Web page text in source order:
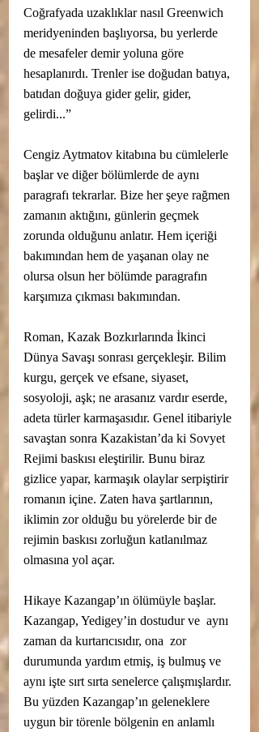
Coğrafyada uzaklıklar nasıl Greenwich
meridyeninden başlıyorsa, bu yerlerde
de mesafeler demir yoluna göre
hesaplanırdı. Trenler ise doğudan batıya,
batıdan doğuya gider gelir, gider,
gelirdi...”
Cengiz Aytmatov kitabına bu cümlelerle
başlar ve diğer bölümlerde de aynı
paragrafı tekrarlar. Bize her şeye rağmen
zamanın aktığını, günlerin geçmek
zorunda olduğunu anlatır. Hem içeriği
bakımından hem de yaşanan olay ne
olursa olsun her bölümde paragrafın
karşımıza çıkması bakımından.
Roman, Kazak Bozkırlarında İkinci
Dünya Savaşı sonrası gerçekleşir. Bilim
kurgu, gerçek ve efsane, siyaset,
sosyoloji, aşk; ne arasanız vardır eserde,
adeta türler karmaşasıdır. Genel itibariyle
savaştan sonra Kazakistan’da ki Sovyet
Rejimi baskısı eleştirilir. Bunu biraz
gizlice yapar, karmaşık olaylar serpiştirir
romanın içine. Zaten hava şartlarının,
iklimin zor olduğu bu yörelerde bir de
rejimin baskısı zorluğun katlanılmaz
olmasına yol açar.
Hikaye Kazangap’ın ölümüyle başlar.
Kazangap, Yedigey’in dostudur ve  aynı
zaman da kurtarıcısıdır, ona  zor
durumunda yardım etmiş, iş bulmuş ve
aynı işte sırt sırta senelerce çalışmışlardır.
Bu yüzden Kazangap’ın geleneklere
uygun bir törenle bölgenin en anlamlı